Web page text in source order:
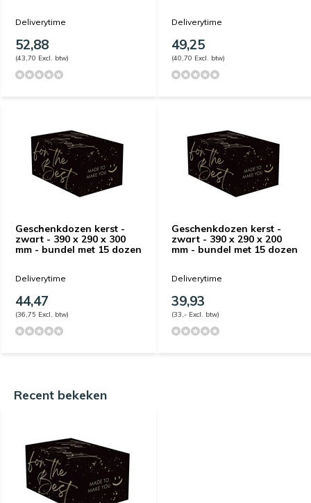
Deliverytime
52,88
(43,70 Excl. btw)
Deliverytime
49,25
(40,70 Excl. btw)
Geschenkdozen kerst -
zwart - 390 x 290 x 300
mm - bundel met 15 dozen
Deliverytime
44,47
(36,75 Excl. btw)
Geschenkdozen kerst -
zwart - 390 x 290 x 200
mm - bundel met 15 dozen
Deliverytime
39,93
(33,- Excl. btw)
Recent bekeken